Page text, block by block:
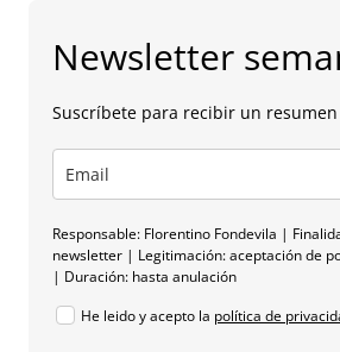
Newsletter
Suscríbete para recibir un
Responsable: Florentino Fondevila |
newsletter | Legitimación: aceptación de
| Duración: hasta anulación
He leido y acepto la política de